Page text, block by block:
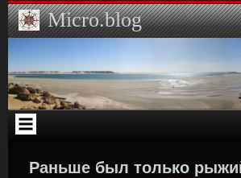
Skip
to
content
Micro.blog
Раньше был только